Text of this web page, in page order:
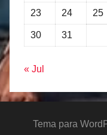
23 24 25
30 31
« Jul
Tema para